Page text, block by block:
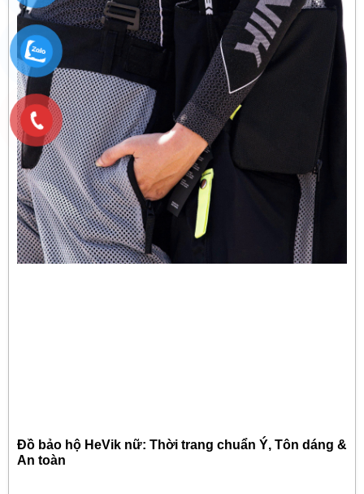
Đồ bảo hộ HeVik nữ: Thời trang chuẩn Ý, Tôn dáng &
An toàn